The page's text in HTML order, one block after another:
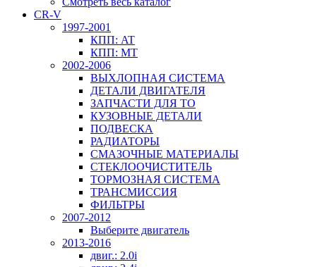
CR-V
1997-2001
КПП: AT
КПП: MT
2002-2006
ВЫХЛОПНАЯ СИСТЕМА
ДЕТАЛИ ДВИГАТЕЛЯ
ЗАПЧАСТИ ДЛЯ ТО
КУЗОВНЫЕ ДЕТАЛИ
ПОДВЕСКА
РАДИАТОРЫ
СМАЗОЧНЫЕ МАТЕРИАЛЫ
СТЕКЛООЧИСТИТЕЛЬ
ТОРМОЗНАЯ СИСТЕМА
ТРАНСМИССИЯ
ФИЛЬТРЫ
2007-2012
Выберите двигатель
2013-2016
двиг.: 2.0i